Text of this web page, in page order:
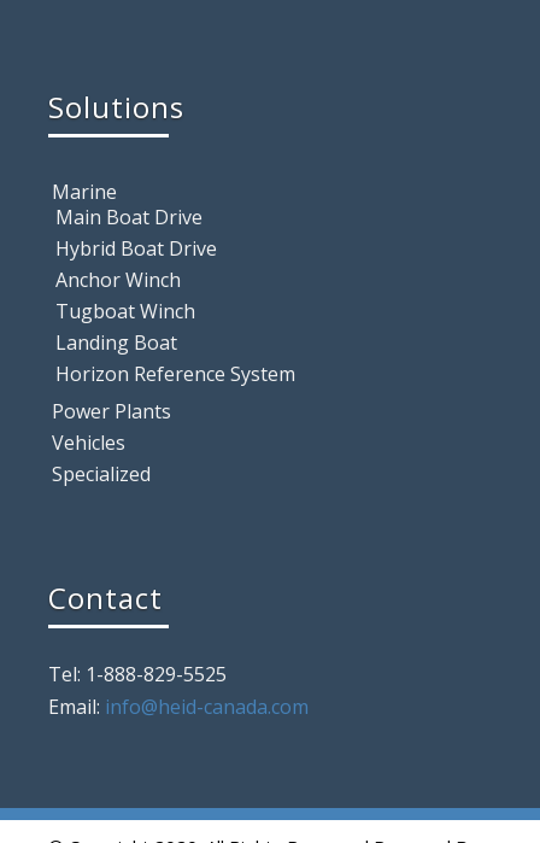
Solutions
Marine
Main Boat Drive
Hybrid Boat Drive
Anchor Winch
Tugboat Winch
Landing Boat
Horizon Reference System
Power Plants
Vehicles
Specialized
Contact
Tel: 1-888-829-5525
Email: info@heid-canada.com